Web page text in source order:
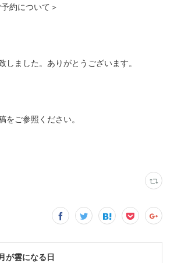
約について＞
しました。ありがとうございます。
をご参照ください。
が雲になる日